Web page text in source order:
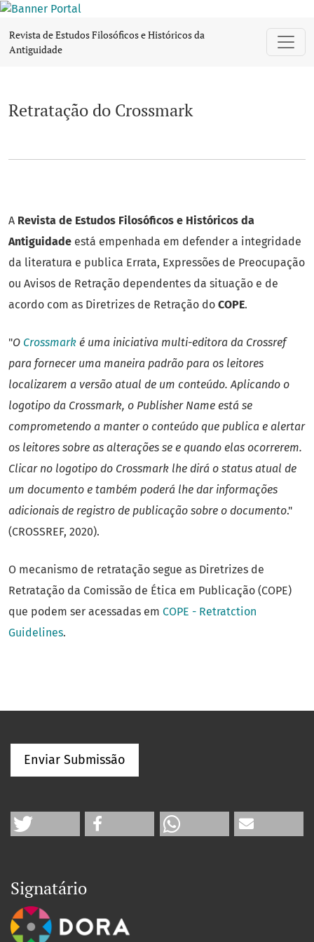
Retratação do Crossmark
Revista de Estudos Filosóficos e Históricos da
Antiguidade
Retratação do Crossmark
A Revista de Estudos Filosóficos e Históricos da
Antiguidade está empenhada em defender a integridade
da literatura e publica Errata, Expressões de Preocupação
ou Avisos de Retração dependentes da situação e de
acordo com as Diretrizes de Retração do COPE.
"O Crossmark é uma iniciativa multi-editora da Crossref
para fornecer uma maneira padrão para os leitores
localizarem a versão atual de um conteúdo. Aplicando o
logotipo da Crossmark, o Publisher Name está se
comprometendo a manter o conteúdo que publica e alertar
os leitores sobre as alterações se e quando elas ocorrerem.
Clicar no logotipo do Crossmark lhe dirá o status atual de
um documento e também poderá lhe dar informações
adicionais de registro de publicação sobre o documento."
(CROSSREF, 2020).
O mecanismo de retratação segue as Diretrizes de
Retratação da Comissão de Ética em Publicação (COPE)
que podem ser acessadas em COPE - Retratction
Guidelines.
Enviar Submissão
Signatário